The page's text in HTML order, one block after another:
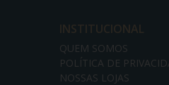
INSTITUCIONAL
QUEM SOMOS
POLÍTICA DE
NOSSAS LOJAS